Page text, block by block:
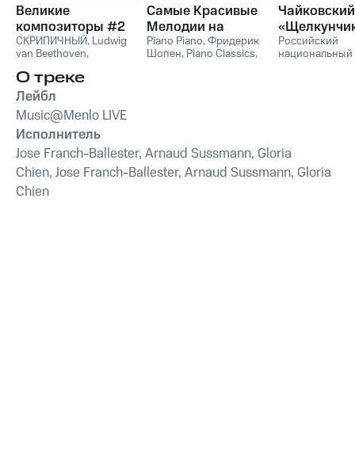
Великие
композиторы #2
СКРИПИЧНЫЙ, Ludwig
van Beethoven,
Франц Шуберт
String Orchestra
Антонио Вивальди
Самые Красивые
Мелодии на
Пианино
Piano Piano,Фридерик
Шопен, Piano Classics,
Чайковский
Российский
национальный
О треке
Лейбл
Music@Menlo LIVE
Исполнитель
Jose Franch-Ballester, Arnaud Sussmann, Gloria
Chien, Jose Franch-Ballester, Arnaud Sussmann, Gloria
Chien